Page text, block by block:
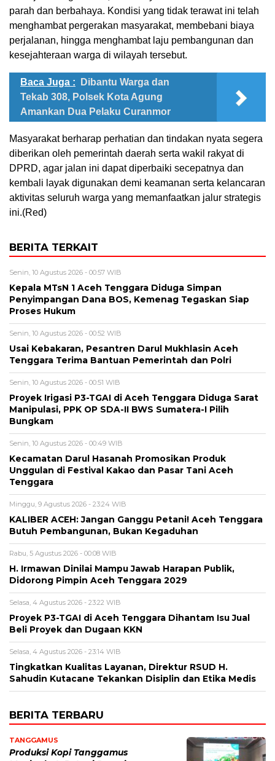
parah dan berbahaya. Kondisi yang tidak terawat ini telah
menghambat pergerakan masyarakat, membebani biaya
perjalanan, hingga menghambat laju pembangunan dan
kesejahteraan warga di wilayah tersebut.
Baca Juga :
Dibantu Warga dan
Tekab 308, Polsek Kota Agung
Amankan Dua Pelaku Curanmor
Masyarakat berharap perhatian dan tindakan nyata segera
diberikan oleh pemerintah daerah serta wakil rakyat di
DPRD, agar jalan ini dapat diperbaiki secepatnya dan
kembali layak digunakan demi keamanan serta kelancaran
aktivitas seluruh warga yang memanfaatkan jalur strategis
ini.(Red)
BERITA TERKAIT
Senin, 10 Agustus 2026 - 00:57 WIB
Kepala MTsN 1 Aceh Tenggara Diduga Simpan
Penyimpangan Dana BOS, Kemenag Tegaskan Siap
Proses Hukum
Senin, 10 Agustus 2026 - 00:52 WIB
Usai Kebakaran, Pesantren Darul Mukhlasin Aceh
Tenggara Terima Bantuan Pemerintah dan Polri
Senin, 10 Agustus 2026 - 00:51 WIB
Proyek Irigasi P3-TGAI di Aceh Tenggara Diduga Sarat
Manipulasi, PPK OP SDA-II BWS Sumatera-I Pilih
Bungkam
Senin, 10 Agustus 2026 - 00:49 WIB
Kecamatan Darul Hasanah Promosikan Produk
Unggulan di Festival Kakao dan Pasar Tani Aceh
Tenggara
Minggu, 9 Agustus 2026 - 23:24 WIB
KALIBER ACEH: Jangan Ganggu Petani! Aceh Tenggara
Butuh Pembangunan, Bukan Kegaduhan
Rabu, 5 Agustus 2026 - 00:08 WIB
H. Irmawan Dinilai Mampu Jawab Harapan Publik,
Didorong Pimpin Aceh Tenggara 2029
Selasa, 4 Agustus 2026 - 23:22 WIB
Proyek P3-TGAI di Aceh Tenggara Dihantam Isu Jual
Beli Proyek dan Dugaan KKN
Selasa, 4 Agustus 2026 - 23:14 WIB
Tingkatkan Kualitas Layanan, Direktur RSUD H.
Sahudin Kutacane Tekankan Disiplin dan Etika Medis
BERITA TERBARU
TANGGAMUS
Produksi Kopi Tanggamus